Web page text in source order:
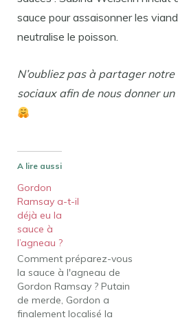
sauce pour assaisonner les
neutralise le poisson.
N’oubliez pas à partager
sociaux afin de nous donner
A lire aussi
Gordon
Ramsay a-t-il
déjà eu la
sauce à
l’agneau ?
Comment préparez-vous
la sauce à l'agneau de
Gordon Ramsay ? Putain
de merde, Gordon a
finalement localisé la